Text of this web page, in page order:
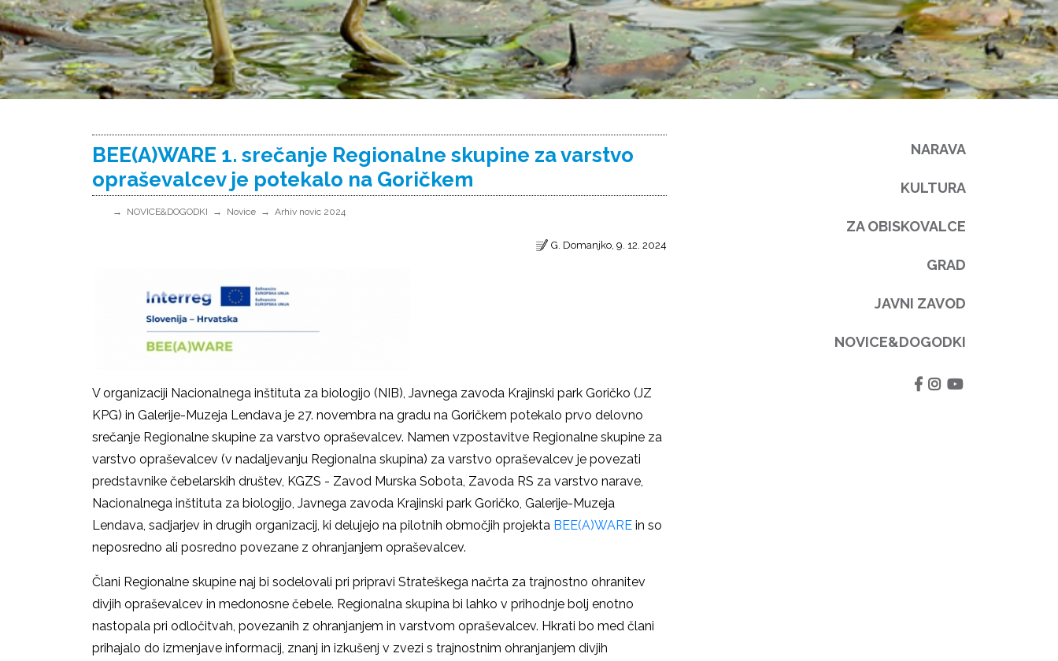
BEE(A)WARE 1. srečanje Regionalne skupine za varstvo
opraševalcev je potekalo na Goričkem
NOVICE&DOGODKI Novice Arhiv novic 2024
G. Domanjko, 9. 12. 2024
V organizaciji Nacionalnega inštituta za biologijo (NIB), Javnega zavoda Krajinski park Goričko (JZ
KPG) in Galerije-Muzeja Lendava je 27. novembra na gradu na Goričkem potekalo prvo delovno
srečanje Regionalne skupine za varstvo opraševalcev. Namen vzpostavitve Regionalne skupine za
varstvo opraševalcev (v nadaljevanju Regionalna skupina) za varstvo opraševalcev je povezati
predstavnike čebelarskih društev, KGZS - Zavod Murska Sobota, Zavoda RS za varstvo narave,
Nacionalnega inštituta za biologijo, Javnega zavoda Krajinski park Goričko, Galerije-Muzeja
Lendava, sadjarjev in drugih organizacij, ki delujejo na pilotnih območjih projekta BEE(A)WARE in so
neposredno ali posredno povezane z ohranjanjem opraševalcev.
Člani Regionalne skupine naj bi sodelovali pri pripravi Strateškega načrta za trajnostno ohranitev
divjih opraševalcev in medonosne čebele. Regionalna skupina bi lahko v prihodnje bolj enotno
nastopala pri odločitvah, povezanih z ohranjanjem in varstvom opraševalcev. Hkrati bo med člani
prihajalo do izmenjave informacij, znanj in izkušenj v zvezi s trajnostnim ohranjanjem divjih
NARAVA
KULTURA
ZA OBISKOVALCE
GRAD
JAVNI ZAVOD
NOVICE&DOGODKI